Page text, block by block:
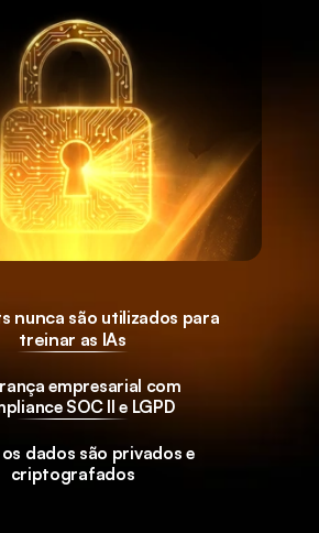
nunca são utilizados para
treinar as IAs
empresarial com
SOC II e LGPD
dados são privados e
criptografados